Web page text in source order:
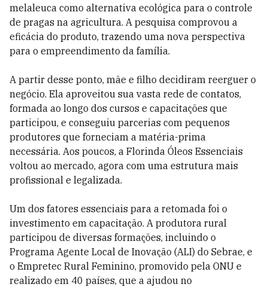
melaleuca como alternativa ecológica para o controle
de pragas na agricultura. A pesquisa comprovou a
eficácia do produto, trazendo uma nova perspectiva
para o empreendimento da família.
A partir desse ponto, mãe e filho decidiram reerguer o
negócio. Ela aproveitou sua vasta rede de contatos,
formada ao longo dos cursos e capacitações que
participou, e conseguiu parcerias com pequenos
produtores que forneciam a matéria-prima
necessária. Aos poucos, a Florinda Óleos Essenciais
voltou ao mercado, agora com uma estrutura mais
profissional e legalizada.
Um dos fatores essenciais para a retomada foi o
investimento em capacitação. A produtora rural
participou de diversas formações, incluindo o
Programa Agente Local de Inovação (ALI) do Sebrae, e
o Empretec Rural Feminino, promovido pela ONU e
realizado em 40 países, que a ajudou no